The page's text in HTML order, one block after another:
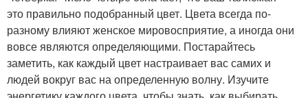
это правильно подобранный цвет. Цвета всегда по-
разному влияют женское мировосприятие, а иногда они
вовсе являются определяющими. Постарайтесь
заметить, как каждый цвет настраивает вас самих и
людей вокруг вас на определенную волну. Изучите